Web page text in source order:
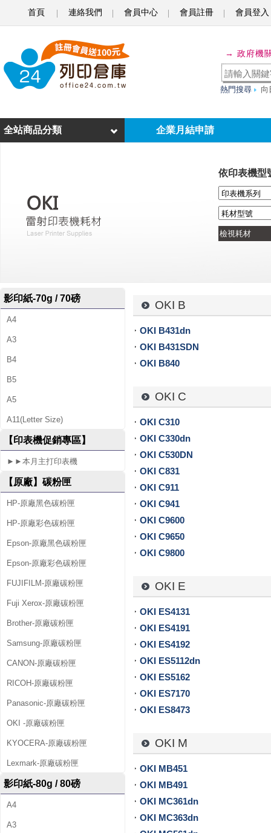
首頁 連絡我們 會員中心 會員註冊 會員登入
f
c
e
專
售
廠
牌
碳
粉
匣
、
墨
匣
、
影
印
紙
補
充
墨
水
、
連
→ 政府機
熱門搜尋 向
企業月結申請
全站商品分類
依印表機型
影印紙-70g / 70磅
A4
A3
B4
B5
A5
A11(Letter Size)
【印表機促銷專區】
►►本月主打印表機
【原廠】碳粉匣
HP-原廠黑色碳粉匣
HP-原廠彩色碳粉匣
Epson-原廠黑色碳粉匣
Epson-原廠彩色碳粉匣
FUJIFILM-原廠碳粉匣
Fuji Xerox-原廠碳粉匣
Brother-原廠碳粉匣
Samsung-原廠碳粉匣
CANON-原廠碳粉匣
RICOH-原廠碳粉匣
Panasonic-原廠碳粉匣
OKI -原廠碳粉匣
KYOCERA-原廠碳粉匣
Lexmark-原廠碳粉匣
影印紙-80g / 80磅
A4
A3
OKI B
OKI B431dn
OKI B431SDN
OKI B840
OKI C
OKI C310
OKI C330dn
OKI C530DN
OKI C831
OKI C911
OKI C941
OKI C9600
OKI C9650
OKI C9800
OKI E
OKI ES4131
OKI ES4191
OKI ES4192
OKI ES5112dn
OKI ES5162
OKI ES7170
OKI ES8473
OKI M
OKI MB451
OKI MB491
OKI MC361dn
OKI MC363dn